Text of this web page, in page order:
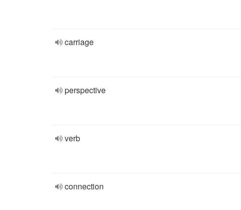
carriage
perspective
verb
connection